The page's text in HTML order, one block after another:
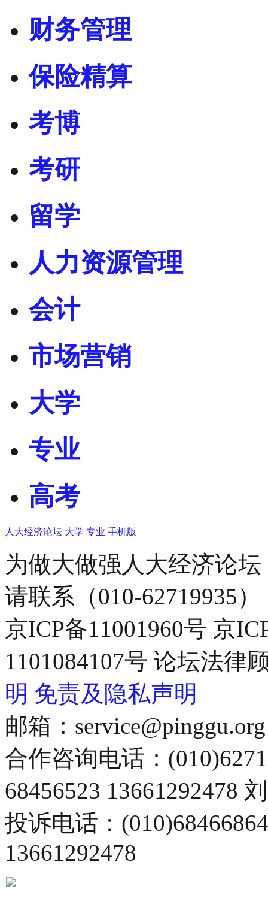
财务管理
保险精算
考博
考研
留学
人力资源管理
会计
市场营销
大学
专业
高考
人大经济论坛 大学 专业 手机版
为做大做强人大经济论
请联系（010-62719935）
京ICP备11001960号 京
1101084107号 论坛法律
明 免责及隐私声明
邮箱：service@pinggu.org
合作咨询电话：
68456523 13661292478
投诉电话：
13661292478